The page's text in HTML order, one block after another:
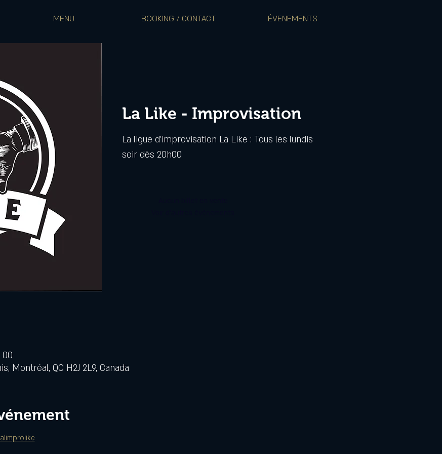
MENU BOOKING / CONTACT ÉVENEMENTS
La Like - Improvisation
La ligue d'improvisation La Like : Tous les lundis
soir dès 20h00
00
Montréal, QC H2J 2L9, Canada